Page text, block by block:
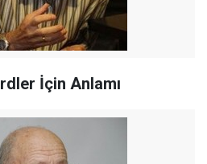
İçin Anlamı